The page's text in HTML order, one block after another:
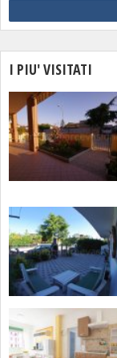
I PIU' VISITATI